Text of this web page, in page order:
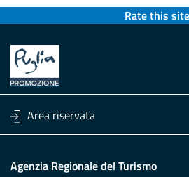
Rate this site
Area riservata
Agenzia Regionale del Turismo